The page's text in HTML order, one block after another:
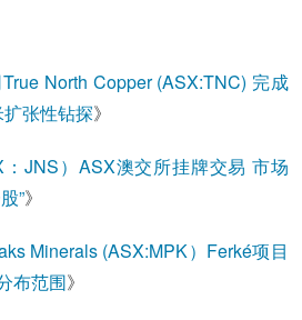
North Copper (ASX:TNC) 完成
张性钻探》
JNS）ASX澳交所挂牌交易 市场
”》
Minerals (ASX:MPK）Ferké项目
布范围》